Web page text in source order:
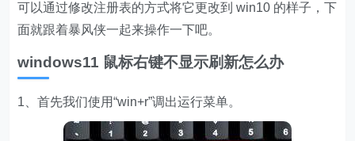
可以通过修改注册表的方式将它更改到 win10 的样子，下
面就跟着暴风侠一起来操作一下吧。
windows11 鼠标右键不显示刷新怎么办
1、首先我们使用“win+r”调出运行菜单。